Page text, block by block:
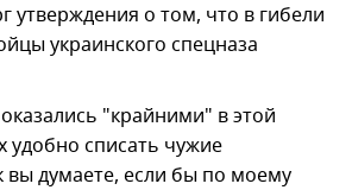
утверждения о том, что в гибели
украинского спецназа
"крайними" в этой
удобно списать чужие
вы думаете, если бы по моему